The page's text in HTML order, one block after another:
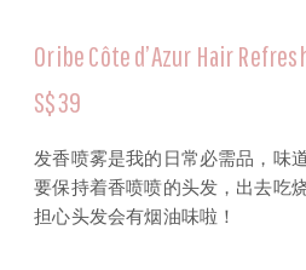
Oribe Côte d’Azur Hair
S$39
发香喷雾是我的日常必需品，味
要保持着香喷喷的头发，出去吃
担心头发会有烟油味啦！